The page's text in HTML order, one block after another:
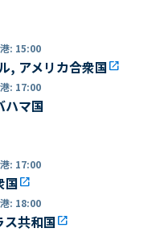
: 15:00
, アメリカ合衆国open_in_new
: 17:00
ハマ国
: 17:00
国open_in_new
: 18:00
ス共和国open_in_new